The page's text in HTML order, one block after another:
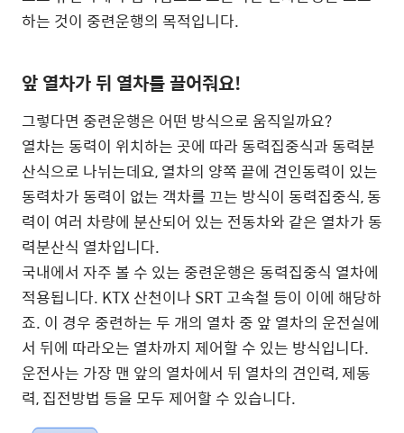
하는 것이 중련운행의 목적입니다.
앞 열차가 뒤 열차를 끌어줘요!
그렇다면 중련운행은 어떤 방식으로 움직일까요?
열차는 동력이 위치하는 곳에 따라 동력집중식과 동력분
산식으로 나뉘는데요, 열차의 양쪽 끝에 견인동력이 있는
동력차가 동력이 없는 객차를 끄는 방식이 동력집중식, 동
력이 여러 차량에 분산되어 있는 전동차와 같은 열차가 동
력분산식 열차입니다.
국내에서 자주 볼 수 있는 중련운행은 동력집중식 열차에
적용됩니다. KTX 산천이나 SRT 고속철 등이 이에 해당하
죠. 이 경우 중련하는 두 개의 열차 중 앞 열차의 운전실에
서 뒤에 따라오는 열차까지 제어할 수 있는 방식입니다.
운전사는 가장 맨 앞의 열차에서 뒤 열차의 견인력, 제동
력, 집전방법 등을 모두 제어할 수 있습니다.